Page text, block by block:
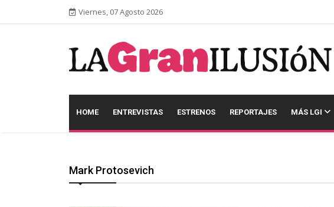
Viernes, 07 Agosto 2026
HOME ENTREVISTAS ESTRENOS REPORTAJES MÁS LGI
Mark Protosevich